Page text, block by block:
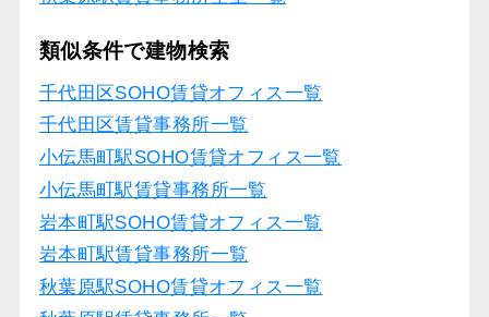
類似条件で建物検索
千代田区SOHO賃貸オフィス一覧
千代田区賃貸事務所一覧
小伝馬町駅SOHO賃貸オフィス一覧
小伝馬町駅賃貸事務所一覧
岩本町駅SOHO賃貸オフィス一覧
岩本町駅賃貸事務所一覧
秋葉原駅SOHO賃貸オフィス一覧